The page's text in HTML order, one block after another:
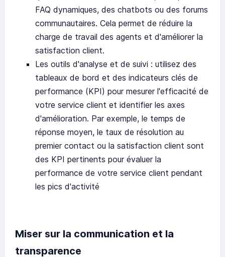
FAQ dynamiques, des chatbots ou des forums
communautaires. Cela permet de réduire la
charge de travail des agents et d'améliorer la
satisfaction client.
Les outils d'analyse et de suivi : utilisez des
tableaux de bord et des indicateurs clés de
performance (KPI) pour mesurer l'efficacité de
votre service client et identifier les axes
d'amélioration. Par exemple, le temps de
réponse moyen, le taux de résolution au
premier contact ou la satisfaction client sont
des KPI pertinents pour évaluer la
performance de votre service client pendant
les pics d'activité
Miser sur la communication et la
transparence